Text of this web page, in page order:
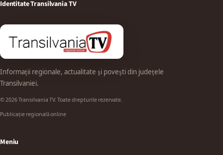
Identitate Transilvania TV
Informații regionale, actualitate și povești din județele
Transilvaniei.
© 2026 Transilvania TV. Toate drepturile rezervate.
Publicație regională online
Meniu